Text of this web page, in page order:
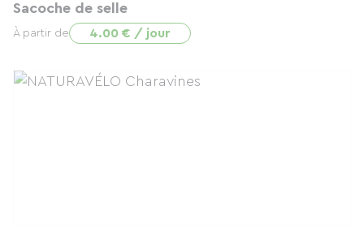
Sacoche de selle
À partir de 4.00 € / jour